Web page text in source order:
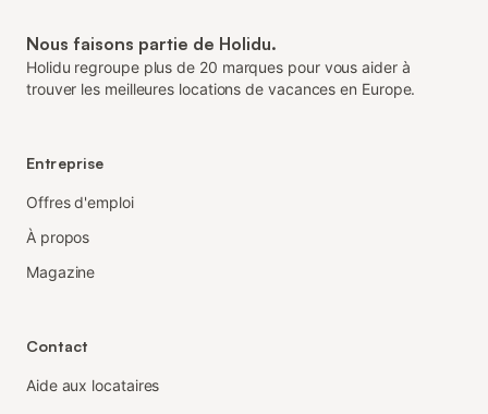
Nous faisons partie de Holidu.
Holidu regroupe plus de 20 marques pour vous aider à
trouver les meilleures locations de vacances en Europe.
Entreprise
Offres d'emploi
À propos
Magazine
Contact
Aide aux locataires